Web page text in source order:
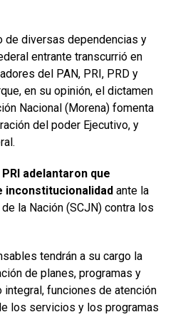
de diversas dependencias y
entrante transcurrió en
del PAN, PRI, PRD y
en su opinión, el dictamen
Nacional (Morena) fomenta
del poder Ejecutivo, y
adelantaron que
inconstitucionalidad ante la
la Nación (SCJN) contra los
tendrán a su cargo la
de planes, programas y
funciones de atención
los servicios y los programas